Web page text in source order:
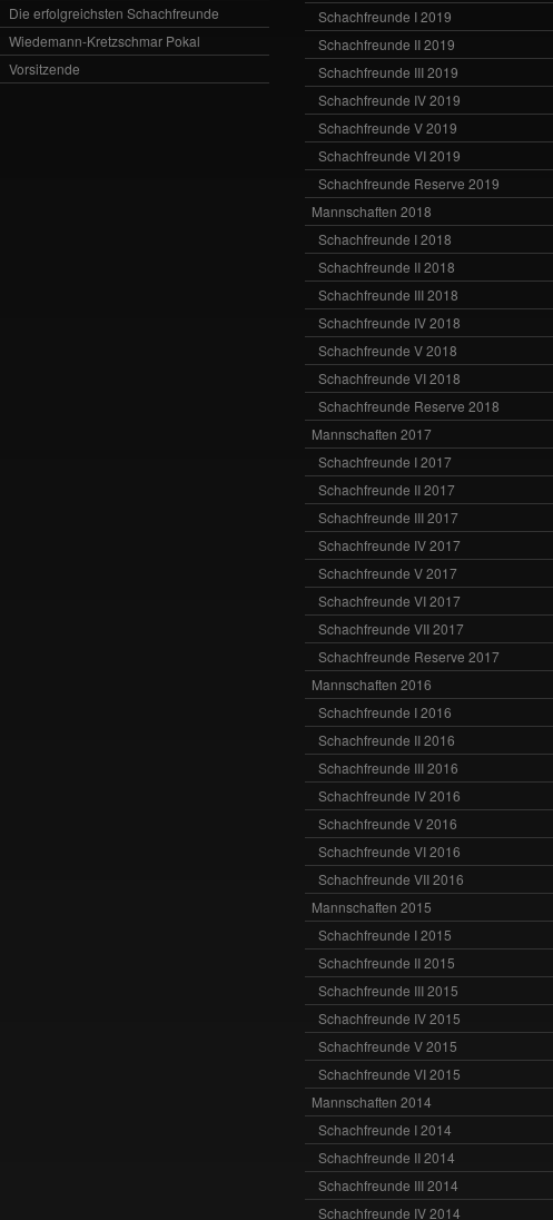
Die erfolgreichsten Schachfreunde
Wiedemann-Kretzschmar Pokal
Vorsitzende
Schachfreunde I 2019
Schachfreunde II 2019
Schachfreunde III 2019
Schachfreunde IV 2019
Schachfreunde V 2019
Schachfreunde VI 2019
Schachfreunde Reserve 2019
Mannschaften 2018
Schachfreunde I 2018
Schachfreunde II 2018
Schachfreunde III 2018
Schachfreunde IV 2018
Schachfreunde V 2018
Schachfreunde VI 2018
Schachfreunde Reserve 2018
Mannschaften 2017
Schachfreunde I 2017
Schachfreunde II 2017
Schachfreunde III 2017
Schachfreunde IV 2017
Schachfreunde V 2017
Schachfreunde VI 2017
Schachfreunde VII 2017
Schachfreunde Reserve 2017
Mannschaften 2016
Schachfreunde I 2016
Schachfreunde II 2016
Schachfreunde III 2016
Schachfreunde IV 2016
Schachfreunde V 2016
Schachfreunde VI 2016
Schachfreunde VII 2016
Mannschaften 2015
Schachfreunde I 2015
Schachfreunde II 2015
Schachfreunde III 2015
Schachfreunde IV 2015
Schachfreunde V 2015
Schachfreunde VI 2015
Mannschaften 2014
Schachfreunde I 2014
Schachfreunde II 2014
Schachfreunde III 2014
Schachfreunde IV 2014